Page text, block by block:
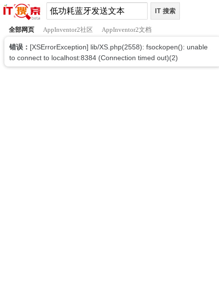
全部网页 AppInventor2社区 AppInventor2文档
错误： [XSErrorException] lib/XS.php(2558): fsockopen(): unable
to connect to localhost:8384 (Connection timed out)(2)